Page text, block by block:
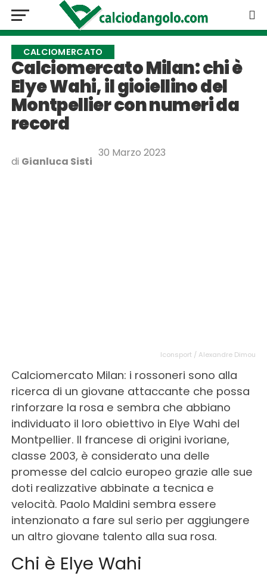
CALCIOMERCATO
Calciomercato Milan: chi è
Elye Wahi, il gioiellino del
Montpellier con numeri da
record
di Gianluca Sisti
30 Marzo 2023
Iconsport / Alexandre Dimou
Calciomercato Milan: i rossoneri sono alla
ricerca di un giovane attaccante che possa
rinforzare la rosa e sembra che abbiano
individuato il loro obiettivo in Elye Wahi del
Montpellier. Il francese di origini ivoriane,
classe 2003, è considerato una delle
promesse del calcio europeo grazie alle sue
doti realizzative abbinate a tecnica e
velocità. Paolo Maldini sembra essere
intenzionato a fare sul serio per aggiungere
un altro giovane talento alla sua rosa.
Chi è Elye Wahi